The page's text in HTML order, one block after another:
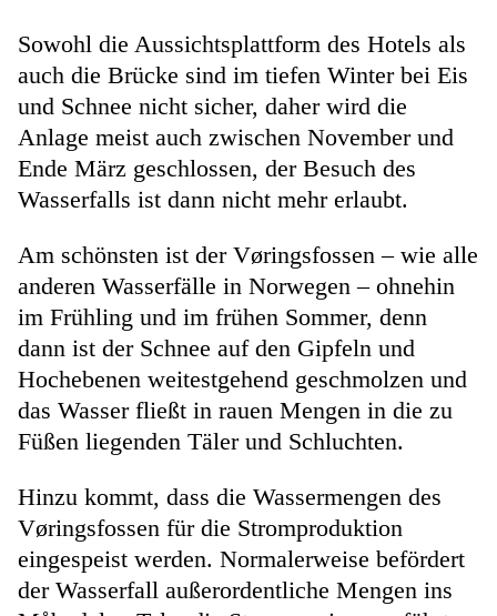
Sowohl die Aussichtsplattform des Hotels als
auch die Brücke sind im tiefen Winter bei Eis
und Schnee nicht sicher, daher wird die
Anlage meist auch zwischen November und
Ende März geschlossen, der Besuch des
Wasserfalls ist dann nicht mehr erlaubt.
Am schönsten ist der Vøringsfossen – wie alle
anderen Wasserfälle in Norwegen – ohnehin
im Frühling und im frühen Sommer, denn
dann ist der Schnee auf den Gipfeln und
Hochebenen weitestgehend geschmolzen und
das Wasser fließt in rauen Mengen in die zu
Füßen liegenden Täler und Schluchten.
Hinzu kommt, dass die Wassermengen des
Vøringsfossen für die Stromproduktion
eingespeist werden. Normalerweise befördert
der Wasserfall außerordentliche Mengen ins